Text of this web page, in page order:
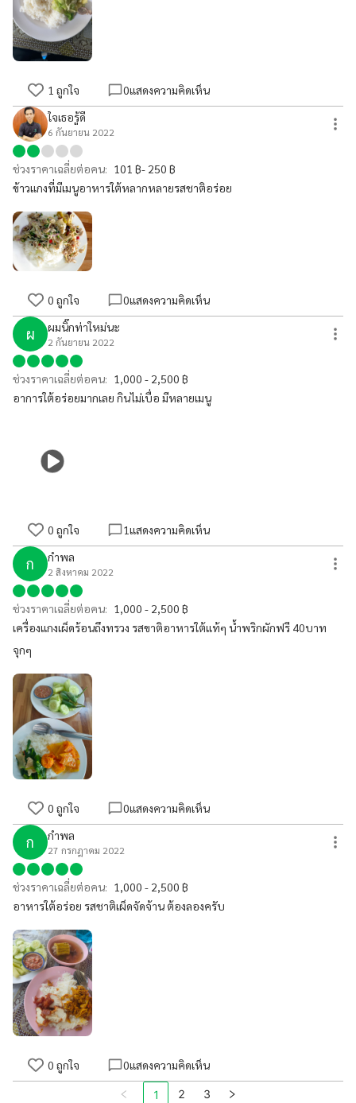
1 ถูกใจ 0แสดงความคิดเห็น
ใจเธอรู้ดี
6 กันยายน 2022
ช่วงราคาเฉลี่ยต่อคน: 101 ฿- 250 ฿
ข้าวแกงที่มีเมนูอาหารใต้หลากหลายรสชาติอร่อย
0 ถูกใจ 0แสดงความคิดเห็น
ผ ผมนิ๊กท่าใหม่นะ
2 กันยายน 2022
ช่วงราคาเฉลี่ยต่อคน: 1,000 - 2,500 ฿
อาการใต้อร่อยมากเลย กินไม่เบื่อ มีหลายเมนู
0 ถูกใจ 1แสดงความคิดเห็น
ก กำพล
2 สิงหาคม 2022
ช่วงราคาเฉลี่ยต่อคน: 1,000 - 2,500 ฿
เครื่องแกงเผ็ดร้อนถึงทรวง รสขาติอาหารใต้แท้ๆ น้ำพริกผักฟรี 40บาท
จุกๆ
0 ถูกใจ 0แสดงความคิดเห็น
ก กำพล
27 กรกฎาคม 2022
ช่วงราคาเฉลี่ยต่อคน: 1,000 - 2,500 ฿
อาหารใต้อร่อย รสชาติเผ็ดจัดจ้าน ต้องลองครับ
0 ถูกใจ 0แสดงความคิดเห็น
1 2 3